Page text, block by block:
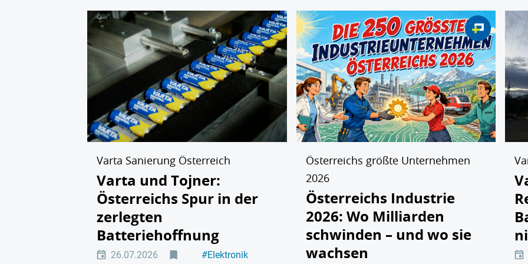
Varta Sanierung Österreich
Varta und Tojner:
Österreichs Spur in der
zerlegten
Batteriehoffnung
26.07.2026 #Elektronik
Österreichs größte Unternehmen
2026
Österreichs Industrie
2026: Wo Milliarden
schwinden – und wo sie
wachsen